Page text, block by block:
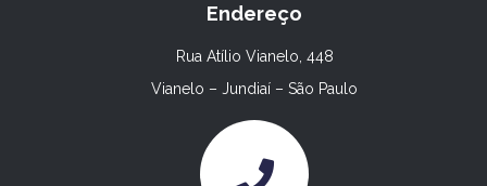
Endereço
Rua Atílio Vianelo, 448
Vianelo – Jundiaí – São Paulo